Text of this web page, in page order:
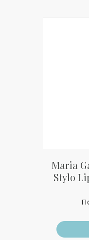
Maria
Stylo